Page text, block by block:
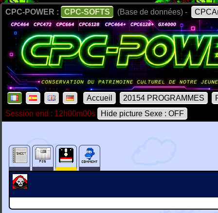
CPC-POWER : CPC-SOFTS (Base de données) -
Accueil 20154 PROGRAMMES
Session end : 12h00m00s
Hide picture Sexe : OFF